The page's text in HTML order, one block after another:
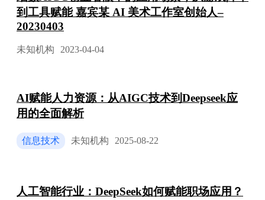
到工具赋能 嘉宾某 AI 美术工作室创始人–
20230403
未知机构 2023-04-04
AI赋能人力资源：从AIGC技术到Deepseek应
用的全面解析
信息技术 未知机构 2025-08-22
人工智能行业：DeepSeek如何赋能职场应用？